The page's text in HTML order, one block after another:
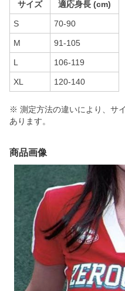
サイズ 適応身長 (cm)
S 70-90
M 91-105
L 106-119
XL 120-140
※ 測定方法の違いにより、サ
あります。
商品画像